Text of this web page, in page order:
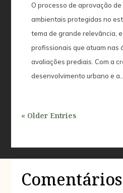
O processo de aprovação
ambientais protegidas no
tema de grande relevância,
profissionais que atuam nas
avaliações prediais. Com a
desenvolvimento urbano e a...
« Older Entries
Comentários